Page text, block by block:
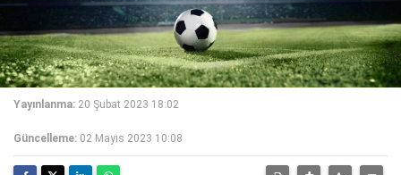
Yayınlanma: 20 Şubat 2023 18:02
Güncelleme: 02 Mayıs 2023 10:08